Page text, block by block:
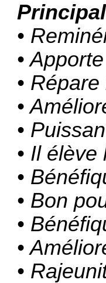
•
•
•
•
•
• Il
•
• Bon
•
•
•